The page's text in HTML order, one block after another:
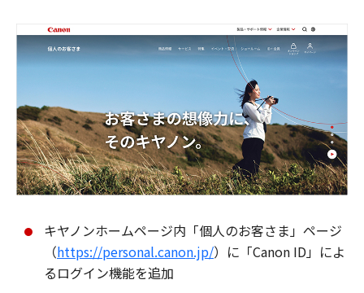
キヤノンホームページ内「個人のお客さま」ページ
（https://personal.canon.jp/）に「Canon ID」によ
るログイン機能を追加